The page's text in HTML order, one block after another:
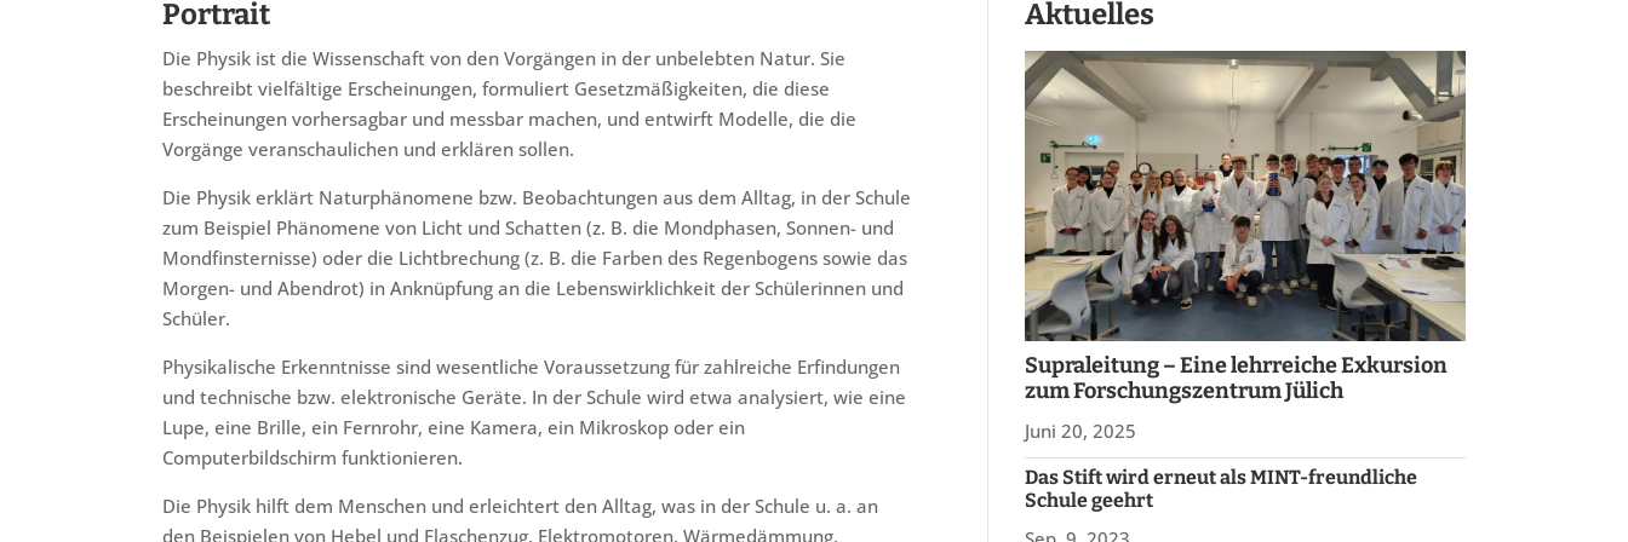
Portrait
Die Physik ist die Wissenschaft von den Vorgängen in der unbelebten Natur. Sie
beschreibt vielfältige Erscheinungen, formuliert Gesetzmäßigkeiten, die diese
Erscheinungen vorhersagbar und messbar machen, und entwirft Modelle, die die
Vorgänge veranschaulichen und erklären sollen.
Die Physik erklärt Naturphänomene bzw. Beobachtungen aus dem Alltag, in der Schule
zum Beispiel Phänomene von Licht und Schatten (z. B. die Mondphasen, Sonnen- und
Mondfinsternisse) oder die Lichtbrechung (z. B. die Farben des Regenbogens sowie das
Morgen- und Abendrot) in Anknüpfung an die Lebenswirklichkeit der Schülerinnen und
Schüler.
Physikalische Erkenntnisse sind wesentliche Voraussetzung für zahlreiche Erfindungen
und technische bzw. elektronische Geräte. In der Schule wird etwa analysiert, wie eine
Lupe, eine Brille, ein Fernrohr, eine Kamera, ein Mikroskop oder ein
Computerbildschirm funktionieren.
Die Physik hilft dem Menschen und erleichtert den Alltag, was in der Schule u. a. an
den Beispielen von Hebel und Flaschenzug, Elektromotoren, Wärmedämmung,
Aktuelles
Supraleitung – Eine lehrreiche Exkursion
zum Forschungszentrum Jülich
Juni 20, 2025
Das Stift wird erneut als MINT-freundliche
Schule geehrt